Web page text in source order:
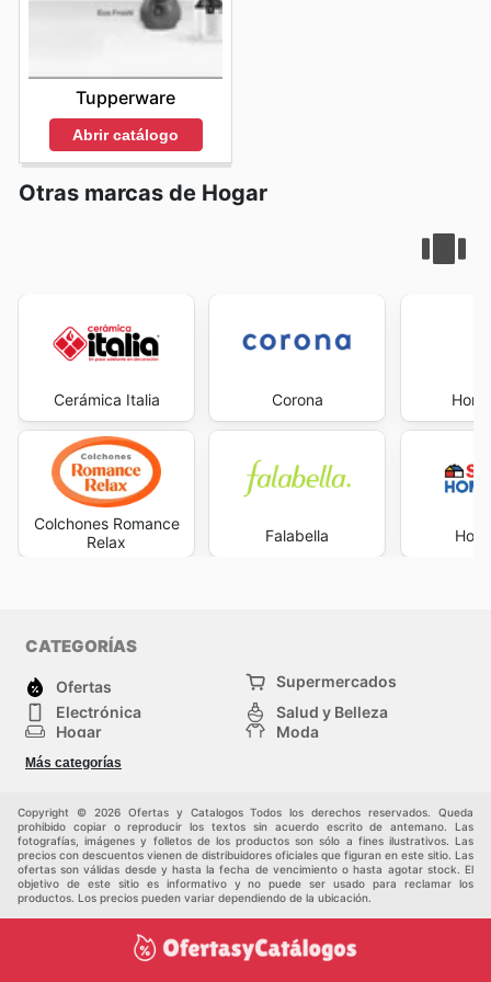
Tupperware
Abrir catálogo
Otras marcas de Hogar
Cerámica Italia
Colchones Romance
Relax
Corona
Falabella
CATEGORÍAS
Ofertas
Supermercados
Electrónica
Salud y Belleza
Hogar
Moda
Herramientas y jardinería
Infancia
Más categorías
Copyright © 2026 Ofertas y Catalogos Todos los derechos reservados. Queda
prohibido copiar o reproducir los textos sin acuerdo escrito de antemano. Las
fotografías, imágenes y folletos de los productos son sólo a fines ilustrativos. Las
precios con descuentos vienen de distribuidores oficiales que figuran en este sitio. Las
ofertas son válidas desde y hasta la fecha de vencimiento o hasta agotar stock. El
objetivo de este sitio es informativo y no puede ser usado para reclamar los
productos. Los precios pueden variar dependiendo de la ubicación.